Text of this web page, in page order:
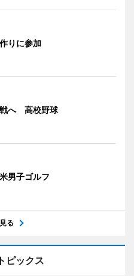
りに参加
へ 高校野球
男子ゴルフ
る
ピックス